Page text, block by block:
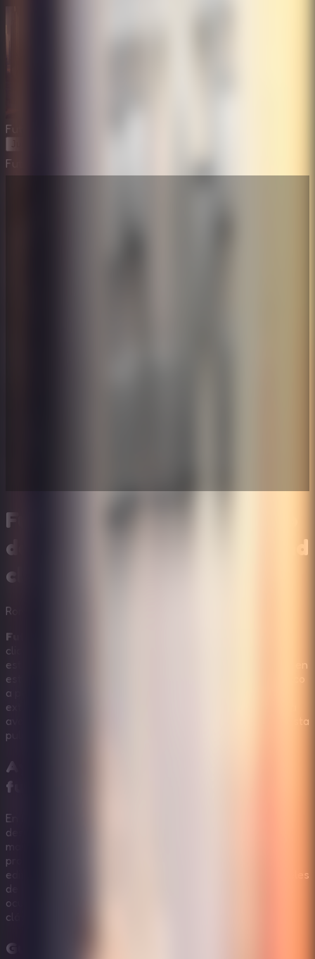
Future Hotel Escape
Future Hotel Escape
Future Hotel Escape - Juego
de escape futurista point and
click
Rompecabezas
Future Hotel Escape
click de 365 Escape ambientado en un hotel que parece
estar mil años por delante de su tiempo. Wilton despierta en
este misterioso lugar futurista sin saber dónde está, y poco
a poco comprende que está atrapado dentro de un hotel
extraño. Ayúdale a mantener la calma, registrar cada sala
avanzada, resolver los rompecabezas y salir a salvo en esta
pulida aventura de
Ayuda a Wilton a escapar del hotel
futurista
En
desconocido y silenciosamente misterioso. Wilton quiere
marcharse antes de que lo extraño se convierta en un
problema real, pero necesita tu ayuda para entender el
edificio. Explora habitaciones futuristas, inspecciona paneles
de alta tecnología, recoge objetos útiles, conecta pistas
ocultas y desbloquea el camino de salida con la lógica
clásica de los escape room point and click.
Guía en Vídeo: